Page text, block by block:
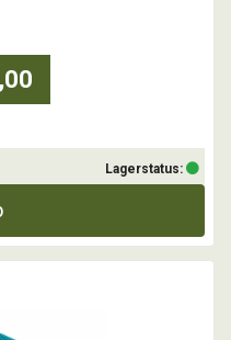
Lagerstatus: